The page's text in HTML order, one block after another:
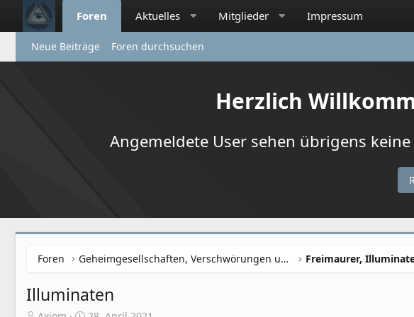
Foren Aktuelles Mitglieder Impressum
Neue Beiträge Foren durchsuchen
Herzlich
Angemeldete User sehen übrigens
Foren Geheimgesellschaften, Verschwörungen und NWO
Illuminaten